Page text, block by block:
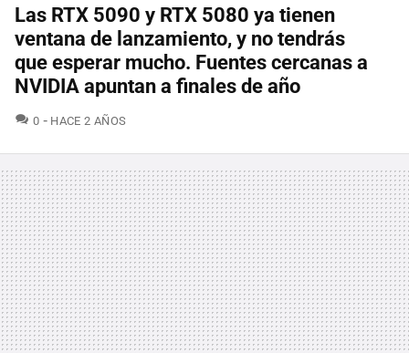
Las RTX 5090 y RTX 5080 ya tienen
ventana de lanzamiento, y no tendrás
que esperar mucho. Fuentes cercanas a
NVIDIA apuntan a finales de año
0 COMENTARIOS
HACE 2 AÑOS